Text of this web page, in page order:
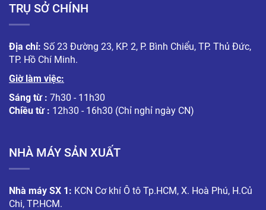
TRỤ SỞ CHÍNH
Địa chỉ: Số 23 Đường 23, KP. 2, P. Bình Chiểu, TP. Thủ Đức,
TP. Hồ Chí Minh.
Giờ làm việc:
Sáng từ : 7h30 - 11h30
Chiều từ : 12h30 - 16h30 (Chỉ nghỉ ngày CN)
NHÀ MÁY SẢN XUẤT
Nhà máy SX 1: KCN Cơ khí Ô tô Tp.HCM, X. Hoà Phú, H.Củ
Chi, TP.HCM.